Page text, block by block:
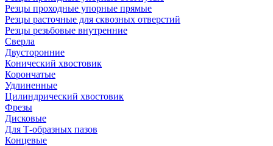
Резцы проходные упорные прямые
Резцы расточные для сквозных отверстий
Резцы резьбовые внутренние
Сверла
Двусторонние
Конический хвостовик
Корончатые
Удлиненные
Цилиндрический хвостовик
Фрезы
Дисковые
Для Т-образных пазов
Концевые